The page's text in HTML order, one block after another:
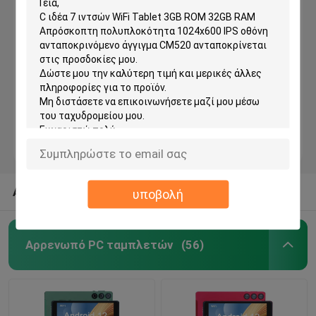
υποβολή
Αρρενωπό PC ταμπλετών
Έξυπνο Tablet PC
Ταμπλέτες με οθόνη αφής
8 ιντσών Tablet PC
ΑΛΛΕΣ ΚΑΤΗΓΟΡΙΕΣ ΑΠΟ ΜΑΣ
Αρρενωπό PC ταμπλετών (56)